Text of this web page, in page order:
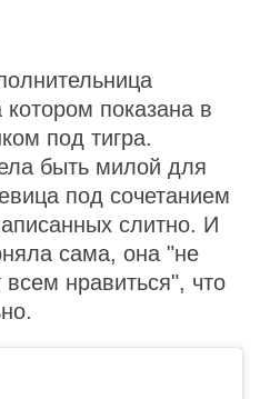
показана в
под тигра.
быть милой для
под сочетанием
слитно. И
сама, она "не
нравиться", что